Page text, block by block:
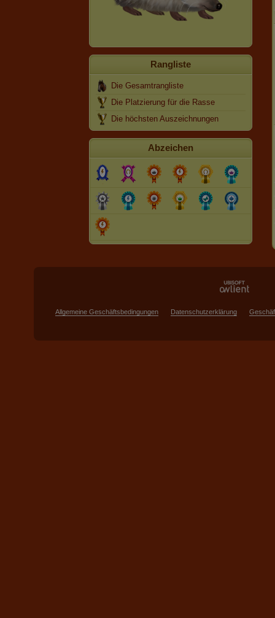
Rangliste
Die Gesamtrangliste
Die Platzierung für die Rasse
Die höchsten Auszeichnungen
Abzeichen
Allgemeine Geschäftsbedingungen Datenschutzerklärung